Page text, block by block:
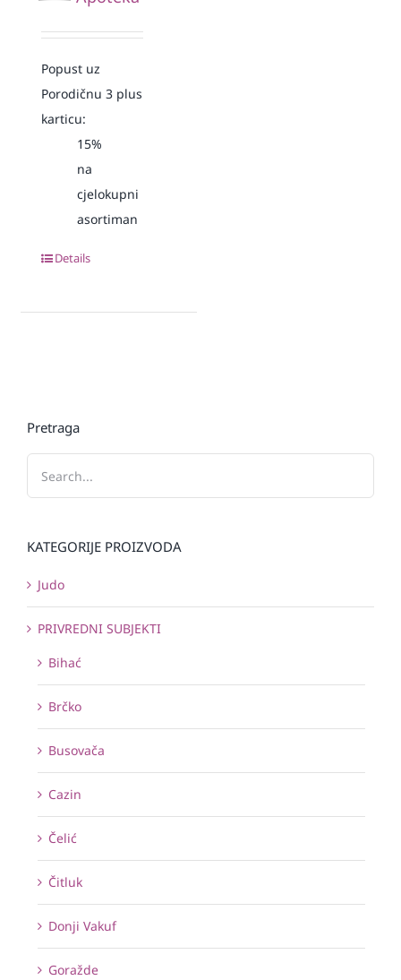
Popust uz
Porodičnu 3 plus
karticu:
15%
na
cjelokupni
asortiman
Details
Pretraga
KATEGORIJE PROIZVODA
Judo
PRIVREDNI SUBJEKTI
Bihać
Brčko
Busovača
Cazin
Čelić
Čitluk
Donji Vakuf
Goražde